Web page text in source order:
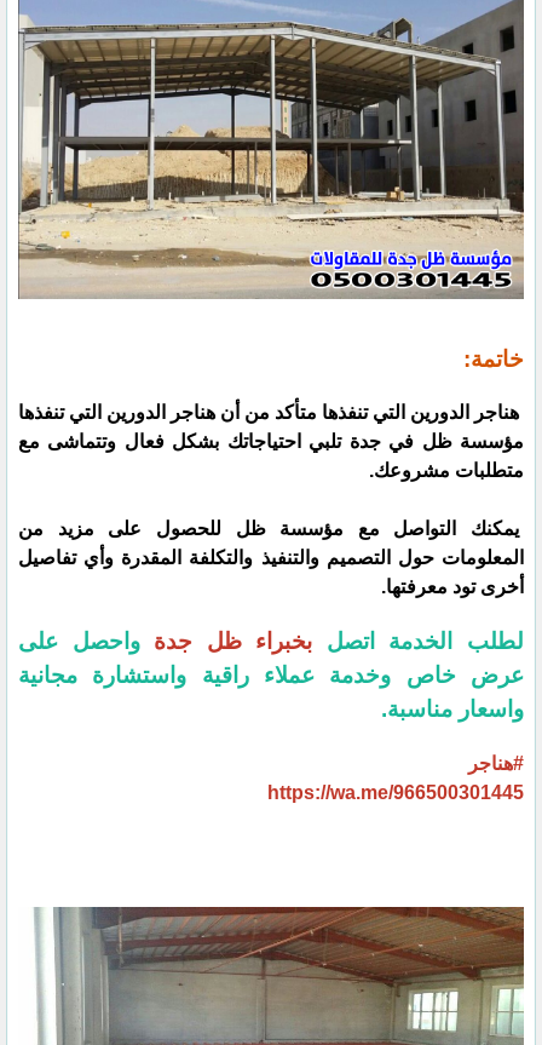
خاتمة:
هناجر الدورين التي تنفذها متأكد من أن هناجر الدورين التي تنفذها
مؤسسة ظل في جدة تلبي احتياجاتك بشكل فعال وتتماشى مع
متطلبات مشروعك.
يمكنك التواصل مع مؤسسة ظل للحصول على مزيد من
المعلومات حول التصميم والتنفيذ والتكلفة المقدرة وأي تفاصيل
أخرى تود معرفتها.
لطلب الخدمة اتصل بخبراء ظل جدة واحصل على
عرض خاص وخدمة عملاء راقية واستشارة مجانية
واسعار مناسبة.
#هناجر
https://wa.me/966500301445